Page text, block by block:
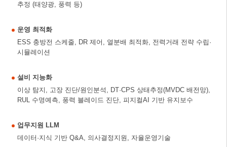
추정 (태양광, 풍력 등)
운영 최적화
ESS 충방전 스케줄, DR 제어, 열분배 최적화, 전력거래 전략 수립·
시뮬레이션
설비 지능화
이상 탐지, 고장 진단/원인분석, DT·CPS 상태추정(MVDC 배전망),
RUL 수명예측, 풍력 블레이드 진단, 피지컬AI 기반 유지보수
업무지원 LLM
데이터·지식 기반 Q&A, 의사결정지원, 자율운영기술